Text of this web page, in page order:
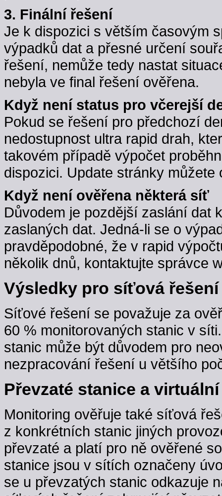
3. Finální řešení
Je k dispozici s větším časovým
výpadků dat a přesné určení
řešení, nemůže tedy nastat
nebyla ve final řešení ověřena.
Když není status pro včerejší
Pokud se řešení pro předchozí
nedostupnost ultra rapid drah,
takovém případě výpočet
dispozici. Update stránky
Když není ověřena některá síť
Důvodem je pozdější zaslání dat
zaslaných dat. Jedná-li se o
pravděpodobné, že v rapid
několik dnů, kontaktujte správce
Výsledky pro síťová řešení
Síťové řešení se považuje za
60 % monitorovaných stanic v
stanic může být důvodem pro
nezpracování řešení u většího
Převzaté stanice a
Monitoring ověřuje také síťová
z konkrétních stanic jiných
převzaté a platí pro ně ověřené
stanice jsou v sítích označeny
se u převzatých stanic odkazuje